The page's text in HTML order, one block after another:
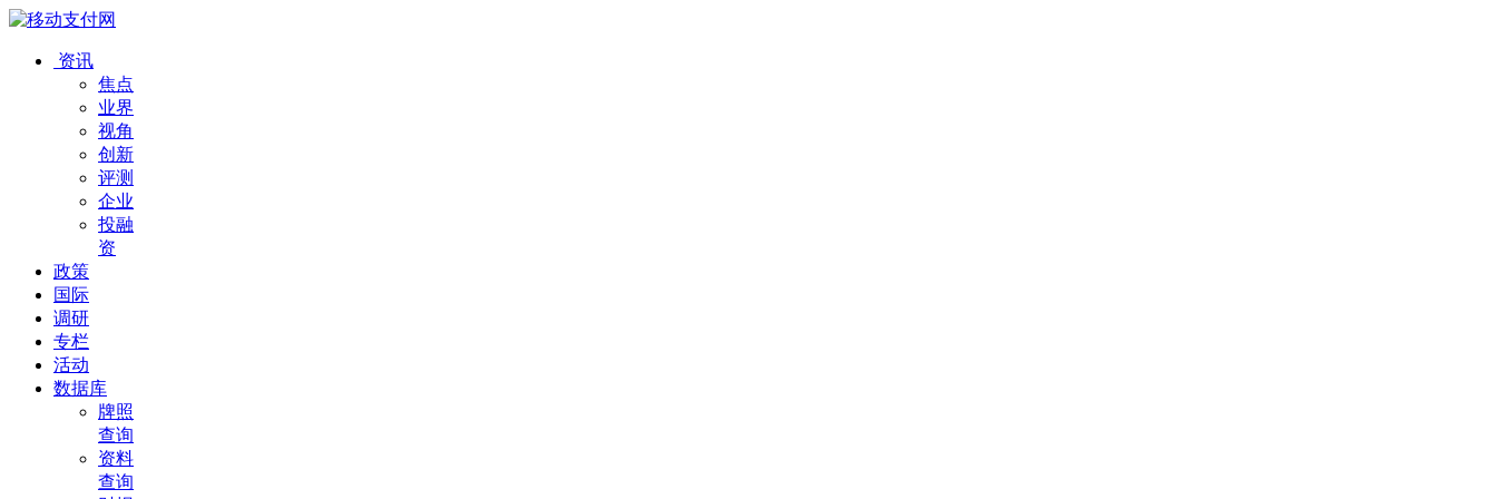
资讯
焦点
业界
视角
创新
评测
企业
投融
资
政策
国际
调研
专栏
活动
数据库
牌照
查询
资料
查询